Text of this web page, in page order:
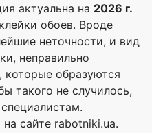
актуальна на 2026 г.
обоев. Вроде
неточности, и вид
неправильно
которые образуются
такого не случилось,
сайте rabotniki.ua.